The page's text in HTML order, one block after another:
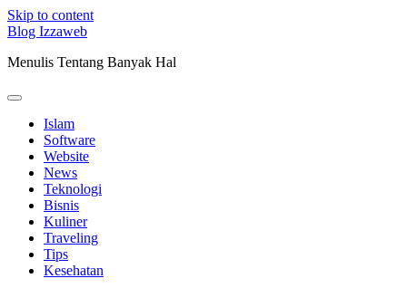
Skip to content
Blog Izzaweb
Menulis Tentang Banyak Hal
Islam
Software
Website
News
Teknologi
Bisnis
Kuliner
Traveling
Tips
Kesehatan